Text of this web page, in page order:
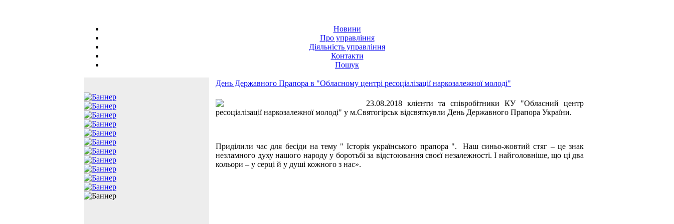
Новини
Про управління
Діяльність управління
Контакти
Пошук
День Державного Прапора в "Обласному центрі ресоціалізації наркозалежної молоді"
23.08.2018 клієнти та співробітники КУ "Обласний центр
ресоціалізації наркозалежної молоді" у м.Святогірськ відсвяткувли День Державного Прапора України.
Приділили час для бесіди на тему " Історія українського прапора ". Наш синьо-жовтий стяг – це знак
незламного духу нашого народу у боротьбі за відстоювання своєї незалежності. І найголовніше, що ці два
кольори – у серці й у душі кожного з нас».